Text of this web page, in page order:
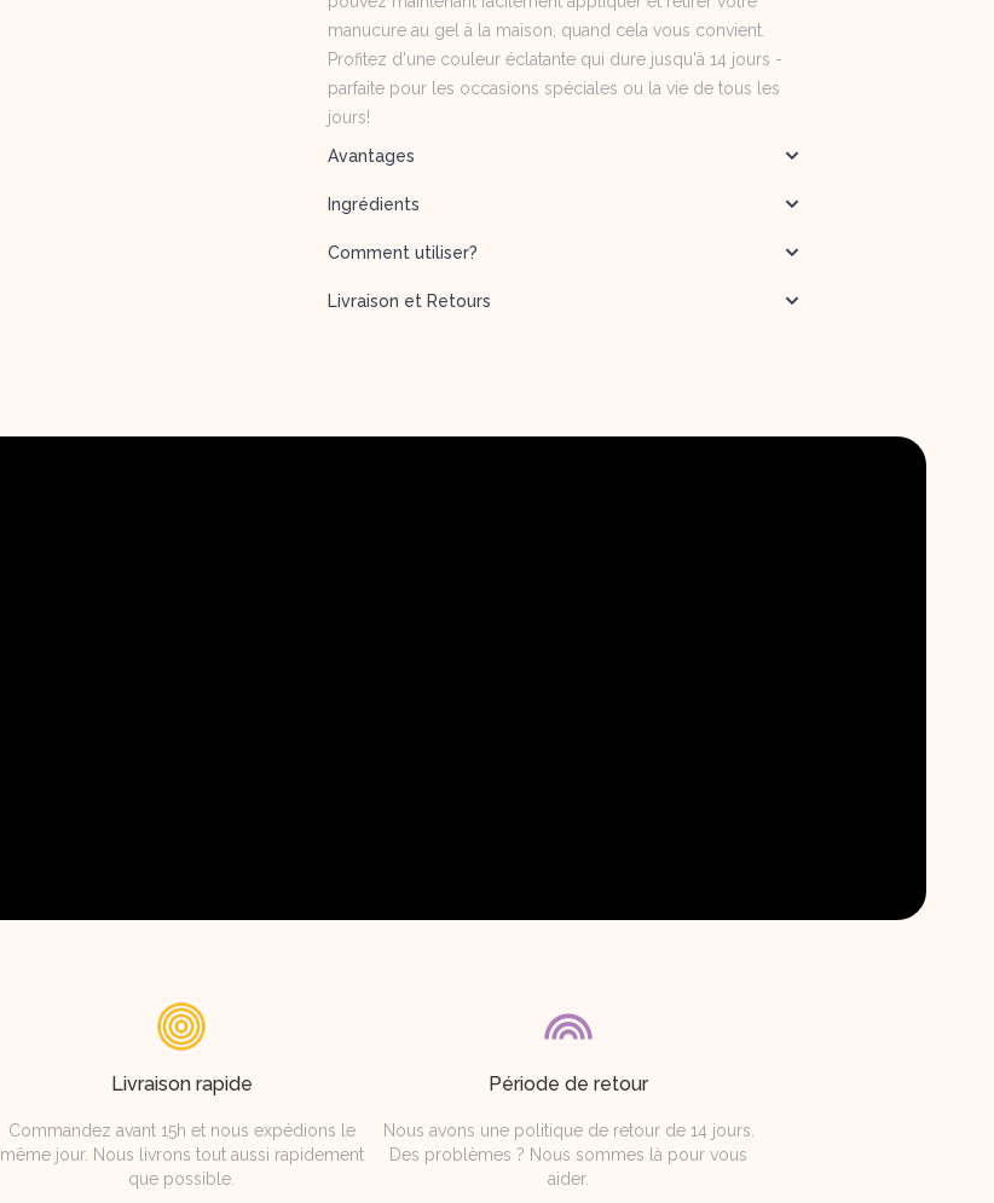
manucure au gel à la maison, quand cela vous convient.
Profitez d'une couleur éclatante qui dure jusqu'à 14 jours -
parfaite pour les occasions spéciales ou la vie de tous les
jours!
Avantages
Ingrédients
Comment utiliser?
Livraison et Retours
Livraison rapide
Commandez avant 15h et nous expédions le
même jour. Nous livrons tout aussi rapidement
que possible.
Période de retour
Nous avons une politique de retour de 14 jours.
Des problèmes ? Nous sommes là pour vous
aider.